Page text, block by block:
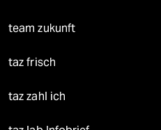
team zukunft
taz frisch
taz zahl ich